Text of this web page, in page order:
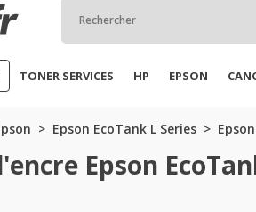
TONER SERVICES HP EPSON
Epson EcoTank L Series
Epson